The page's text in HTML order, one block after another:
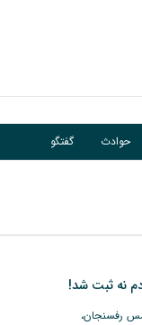
حوادث گفتگو
نه ثبت شد!
مس رفسنجان،